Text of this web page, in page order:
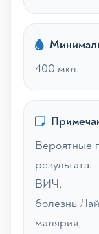
400 мкл.
Вероятные
результата:
ВИЧ,
болезнь
малярия,